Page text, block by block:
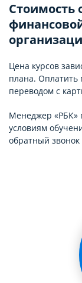
Стоимость
Цена курсов
плана. Оплатить
переводом с
Менеджер «РБК»
условиям
обратный